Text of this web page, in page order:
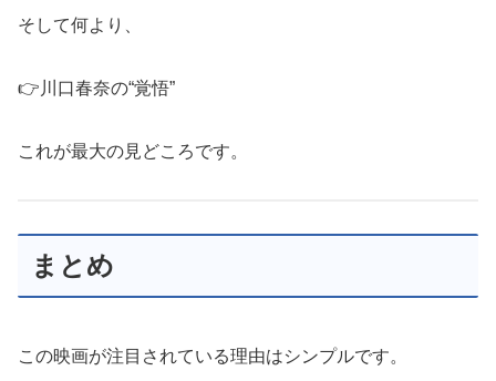
そして何より、
👉川口春奈の“覚悟”
これが最大の見どころです。
まとめ
この映画が注目されている理由はシンプルです。